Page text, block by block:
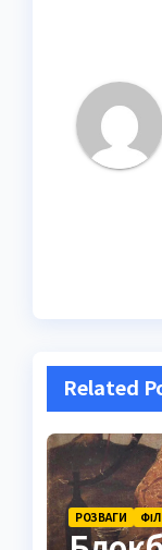
Related
РОЗВАГИ